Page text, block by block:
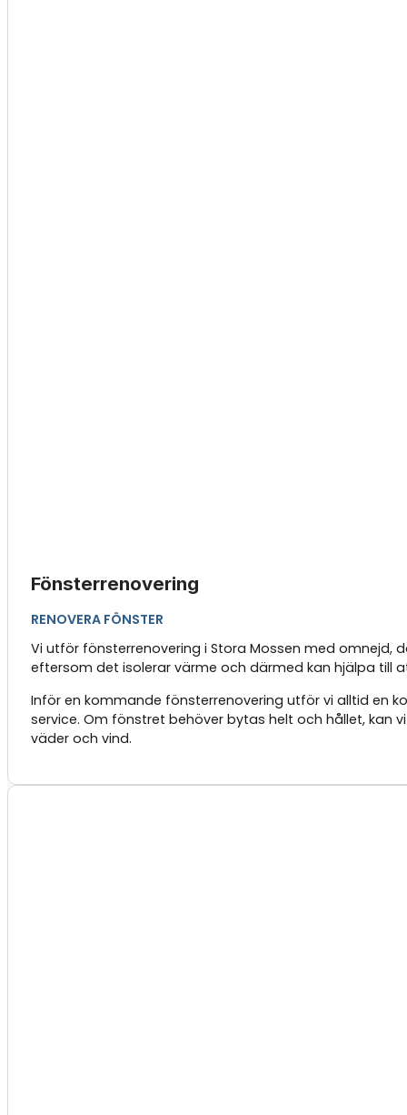
Fönsterrenovering
RENOVERA FÖNSTER
Vi utför fönsterrenovering i Stora Mossen med omnejd,
eftersom det isolerar värme och därmed kan hjälpa till
Inför en kommande fönsterrenovering utför vi alltid en
service. Om fönstret behöver bytas helt och hållet,
väder och vind.